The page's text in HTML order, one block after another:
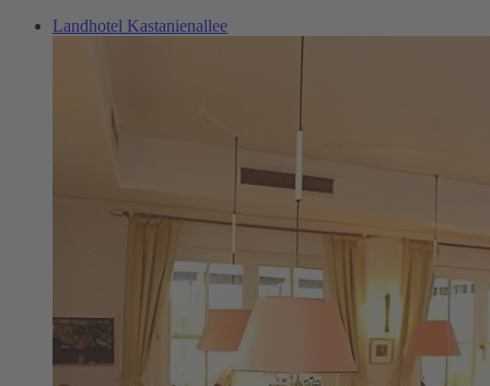
Landhotel Kastanienallee